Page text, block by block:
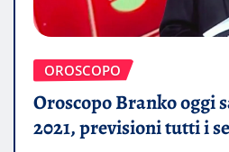
OROSCOPO
Oroscopo Branko oggi
2021, previsioni tutti i